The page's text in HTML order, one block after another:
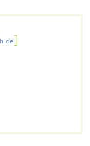
hide]